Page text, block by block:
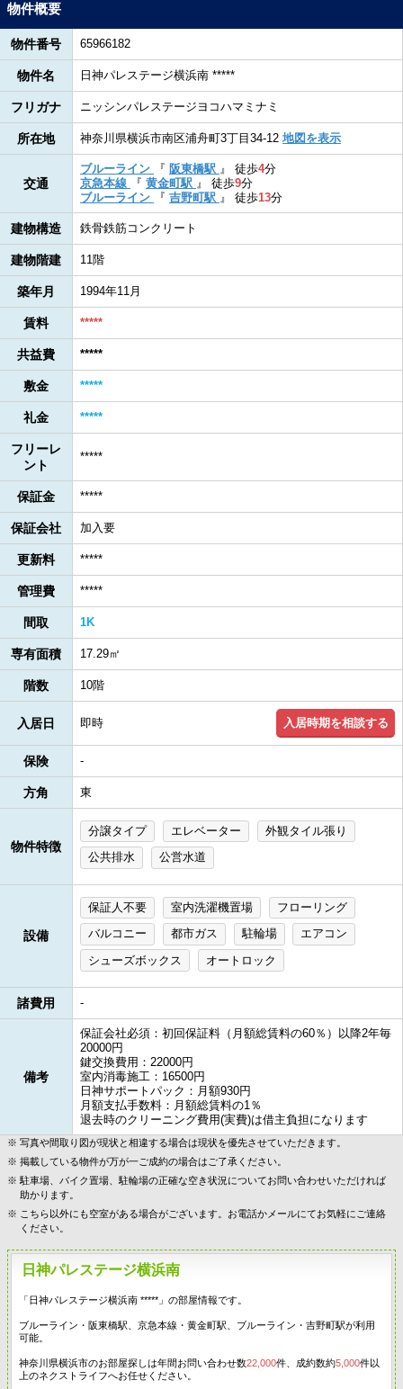
物件概要
物件番号 65966182
物件名 日神パレステージ横浜南 *****
フリガナ ニッシンパレステージヨコハマミナミ
所在地 神奈川県横浜市南区浦舟町3丁目34-12 地図を表示
交通
ブルーライン 『 阪東橋駅 』 徒歩4分
京急本線
『 黄金町駅 』 徒歩9分
ブルーライン
『 吉野町駅 』 徒歩13分
建物構造 鉄骨鉄筋コンクリート
建物階建 11階
築年月 1994年11月
賃料 *****
共益費 *****
敷金 *****
礼金 *****
フリーレ
ント
*****
保証金 *****
保証会社 加入要
更新料 *****
管理費 *****
間取 1K
専有面積 17.29㎡
階数 10階
入居日 即時 入居時期を相談する
保険 -
方角 東
物件特徴
分譲タイプ エレベーター
外観タイル張り
公共排水
公営水道
設備
保証人不要 室内洗濯機置場
フローリング
バルコニー
都市ガス 駐輪場
エアコン
シューズボックス
オートロック
諸費用 -
備考
保証会社必須：初回保証料（月額総賃料の60％）以降2年毎
20000円
鍵交換費用：22000円
室内消毒施工：16500円
日神サポートパック：月額930円
月額支払手数料：月額総賃料の1％
退去時のクリーニング費用(実費)は借主負担になります
写真や間取り図が現状と相違する場合は現状を優先させていただきます。
掲載している物件が万が一ご成約の場合はご了承ください。
駐車場、バイク置場、駐輪場の正確な空き状況についてお問い合わせいただければ
助かります。
こちら以外にも空室がある場合がございます。お電話かメールにてお気軽にご連絡
ください。
日神パレステージ横浜南
「日神パレステージ横浜南 *****」の部屋情報です。
ブルーライン・阪東橋駅、京急本線・黄金町駅、ブルーライン・吉野町駅が利用
可能。
神奈川県横浜市のお部屋探しは年間お問い合わせ数22,000件、成約数約5,000件以
上のネクストライフへお任せください。